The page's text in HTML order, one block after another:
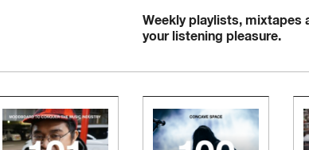
Weekly playlists, mixtapes
your listening pleasure.